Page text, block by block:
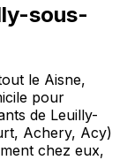
sous-
le Aisne,
pour
de Leuilly-
Achery, Acy)
chez eux,